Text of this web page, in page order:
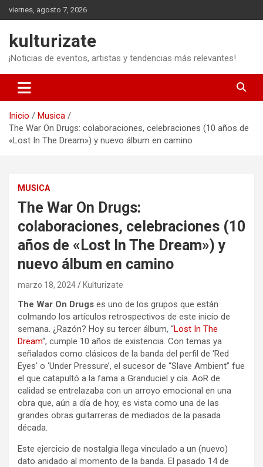
Saltar
al
viernes, agosto 7, 2026
kulturizate
¡Noticias de eventos, artistas y tendencias más relevantes!
Inicio
Musica
The War On Drugs: colaboraciones, celebraciones (10 años de
«Lost In The Dream») y nuevo álbum en camino
MUSICA
The War On Drugs:
colaboraciones, celebraciones (10
años de «Lost In The Dream») y
nuevo álbum en camino
marzo 18, 2024 Kulturizate
The War On Drugs es uno de los grupos que están
colmando los artículos retrospectivos de este inicio de
semana. ¿Razón? Hoy su tercer álbum, “Lost In The
Dream“, cumple 10 años de existencia. Con temas ya
señalados como clásicos de la banda del perfil de ‘Red
Eyes’ o ‘Under Pressure’, el sucesor de “Slave Ambient” fue
el que catapultó a la fama a Granduciel y cía. AoR de
calidad se entrelazaba con un arroyo emocional en una
obra que, aún a día de hoy, es vista como una de las
grandes obras guitarreras de mediados de la pasada
década.
Este ejercicio de nostalgia llega vinculado a un (nuevo)
dato anidado al momento de la banda. El pasado 14 de